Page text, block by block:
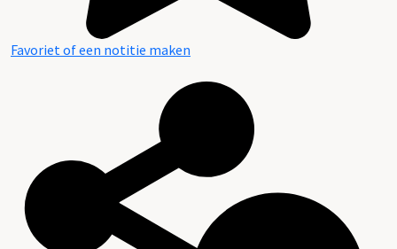
Favoriet of een notitie maken